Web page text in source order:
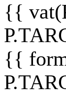
{{
{{